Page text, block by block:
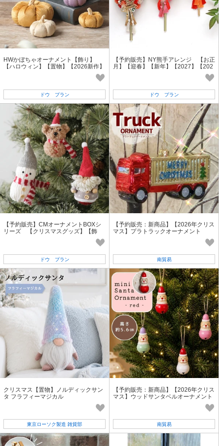
HWかぼちゃオーナメント【飾り】
【ハロウィン】【置物】【2026新作】
ドウ プラン
【予約販売】NY熊手アレンジ 【お正
月】【迎春】【新年】【2027】【202
ドウ プラン
【予約販売】CMオーナメントBOXシ
リーズ 【クリスマスグッズ】【飾
ドウ プラン
【予約販売：新商品】【2026年クリス
マス】プラトラックオーナメント
南貿易
クリスマス【置物】ノルディックサン
タ フラフィーマジカル
東京ローソク製造 雑貨部
【予約販売：新商品】【2026年クリス
マス】ウッドサンタベルオーナメント
南貿易